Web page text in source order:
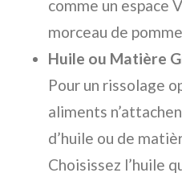
comme un espace
morceau de
Huile ou Matière
Pour un rissolage
aliments
d’huile ou de
Choisissez l’huile